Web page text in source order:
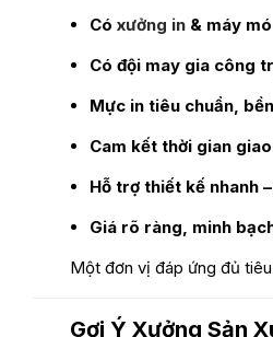
Có xưởng in & máy
Có đội may gia công
Mực in tiêu chuẩn,
Cam kết thời gian
Hỗ trợ thiết kế nhanh
Giá rõ ràng, minh
Một đơn vị đáp ứng đủ
Gợi Ý Xưởng Sản